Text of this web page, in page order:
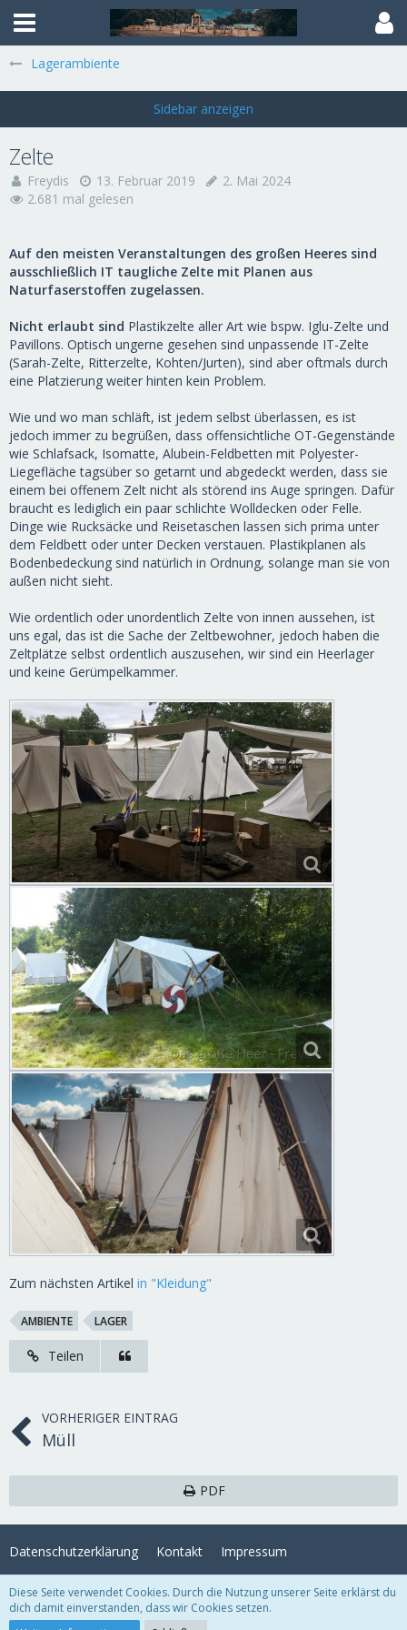
Lagerambiente
Zelte
Freydis 13. Februar 2019
2. Mai 2024
2.681 mal gelesen
Auf den meisten Veranstaltungen des großen Heeres sind
ausschließlich IT taugliche Zelte mit Planen aus
Naturfaserstoffen zugelassen.
Nicht erlaubt sind Plastikzelte aller Art wie bspw. Iglu-Zelte und
Pavillons. Optisch ungerne gesehen sind unpassende IT-Zelte
(Sarah-Zelte, Ritterzelte, Kohten/Jurten), sind aber oftmals durch
eine Platzierung weiter hinten kein Problem.
Wie und wo man schläft, ist jedem selbst überlassen, es ist
jedoch immer zu begrüßen, dass offensichtliche OT-Gegenstände
wie Schlafsack, Isomatte, Alubein-Feldbetten mit Polyester-
Liegefläche tagsüber so getarnt und abgedeckt werden, dass sie
einem bei offenem Zelt nicht als störend ins Auge springen. Dafür
braucht es lediglich ein paar schlichte Wolldecken oder Felle.
Dinge wie Rucksäcke und Reisetaschen lassen sich prima unter
dem Feldbett oder unter Decken verstauen. Plastikplanen als
Bodenbedeckung sind natürlich in Ordnung, solange man sie von
außen nicht sieht.
Wie ordentlich oder unordentlich Zelte von innen aussehen, ist
uns egal, das ist die Sache der Zeltbewohner, jedoch haben die
Zeltplätze selbst ordentlich auszusehen, wir sind ein Heerlager
und keine Gerümpelkammer.
Zum nächsten Artikel in "Kleidung"
AMBIENTE LAGER
Teilen
VORHERIGER EINTRAG
Müll
PDF
Datenschutzerklärung Kontakt Impressum
Lexikon, entwickelt vonwww.viecode.com
Diese Seite verwendet Cookies. Durch die Nutzung unserer Seite erklärst du
dich damit einverstanden, dass wir Cookies setzen.